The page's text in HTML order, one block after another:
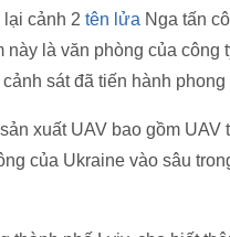
lại cảnh 2 tên lửa Nga tấn
là văn phòng của công
sát đã tiến hành phong
xuất UAV bao gồm UAV
của Ukraine vào sâu